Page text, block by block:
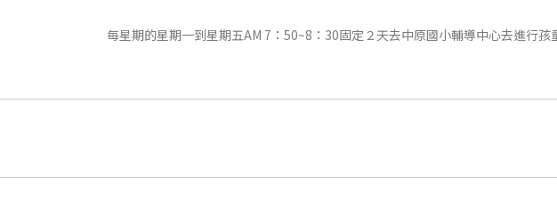
每星期的星期一到星期五AM 7：50~8：30固定２天去中原國小輔導中心去進行孩